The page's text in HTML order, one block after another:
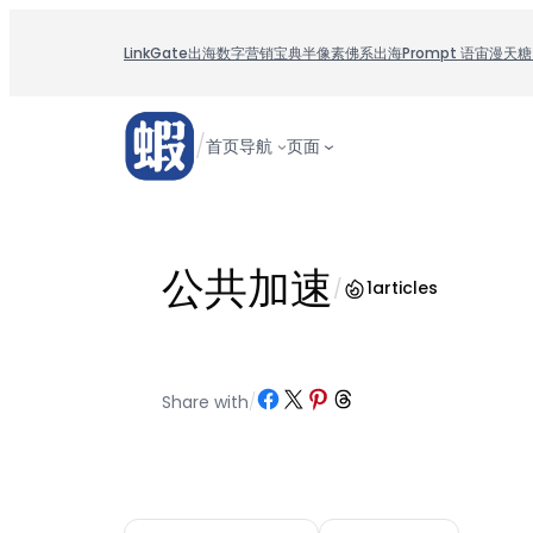
LinkGate出海数字营销宝典半像素佛系出海Prompt 语宙漫天糖
/首页导航 页面
公共加速/ 1articles
Share with/Share on Facebook
Share on X Share on Pinterest
Share on Threads